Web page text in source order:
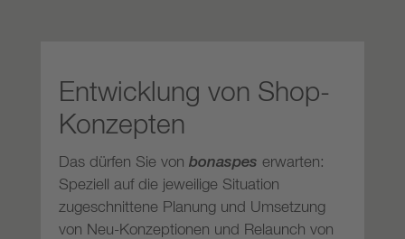
Entwicklung von Shop-
Konzepten
Das dürfen Sie von bonaspes erwarten:
Speziell auf die jeweilige Situation
zugeschnittene Planung und Umsetzung
von Neu-Konzeptionen und Relaunch von